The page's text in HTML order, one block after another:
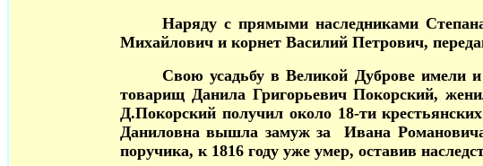
Наряду с прямыми наследниками
Михайлович и корнет Василий Петрович,
Свою усадьбу в Великой Дуброве имели
товарищ Данила Григорьевич Покорский,
Д.Покорский получил около 18-ти
Даниловна вышла замуж за Ивана
поручика, к 1816 году уже умер, оставив